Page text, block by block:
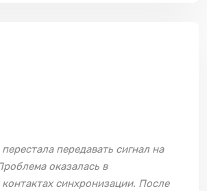
передавать сигнал на
оказалась в
синхронизации. После